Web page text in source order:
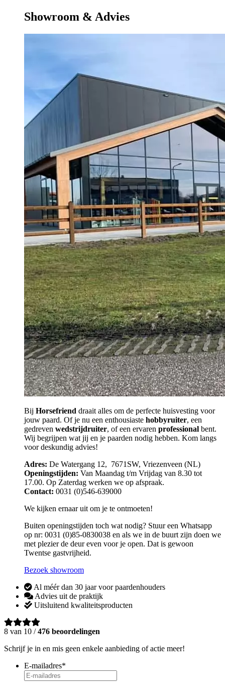
Showroom & Advies
Bij Horsefriend draait alles om de perfecte huisvesting voor
jouw paard. Of je nu een enthousiaste hobbyruiter, een
gedreven wedstrijdruiter, of een ervaren professional bent.
Wij begrijpen wat jij en je paarden nodig hebben. Kom langs
voor deskundig advies!
Adres: De Watergang 12, 7671SW, Vriezenveen (NL)
Openingstijden: Van Maandag t/m Vrijdag van 8.30 tot
17.00. Op Zaterdag werken we op afspraak.
Contact: 0031 (0)546-639000
We kijken ernaar uit om je te ontmoeten!
Buiten openingstijden toch wat nodig? Stuur een Whatsapp
op nr: 0031 (0)85-0830038 en als we in de buurt zijn doen we
met plezier de deur even voor je open. Dat is gewoon
Twentse gastvrijheid.
Bezoek showroom
Al méér dan 30 jaar voor paardenhouders
Advies uit de praktijk
Uitsluitend kwaliteitsproducten
8 van 10 /476 beoordelingen
Schrijf je in en mis geen enkele aanbieding of actie meer!
E-mailadres*